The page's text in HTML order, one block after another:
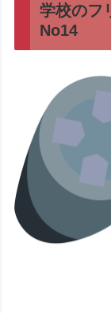
学校のフ
No14